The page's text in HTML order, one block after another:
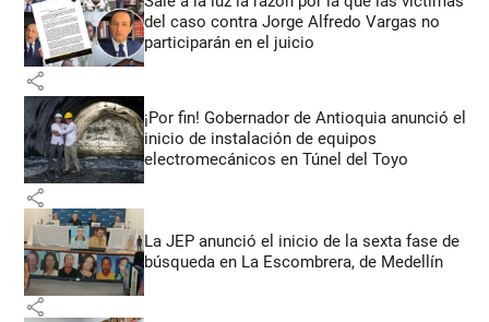
del caso contra Jorge Alfredo Vargas no
participarán en el juicio
share
¡Por fin! Gobernador de Antioquia anunció el
inicio de instalación de equipos
electromecánicos en Túnel del Toyo
share
La JEP anunció el inicio de la sexta fase de
búsqueda en La Escombrera, de Medellín
share